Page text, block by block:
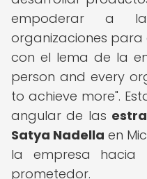
empoderar a
organizaciones para
con el lema de la
person and every
to achieve more".
angular de las
Satya Nadella en
la empresa hacia
prometedor.